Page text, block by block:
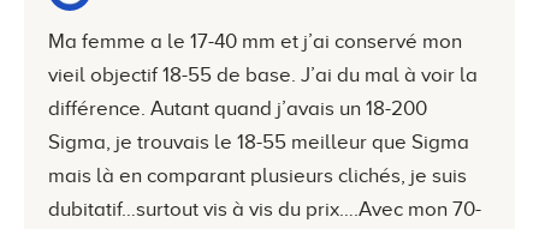
Ma femme a le 17-40 mm et j’ai conservé mon
vieil objectif 18-55 de base. J’ai du mal à voir la
différence. Autant quand j’avais un 18-200
Sigma, je trouvais le 18-55 meilleur que Sigma
mais là en comparant plusieurs clichés, je suis
dubitatif…surtout vis à vis du prix….Avec mon 70-